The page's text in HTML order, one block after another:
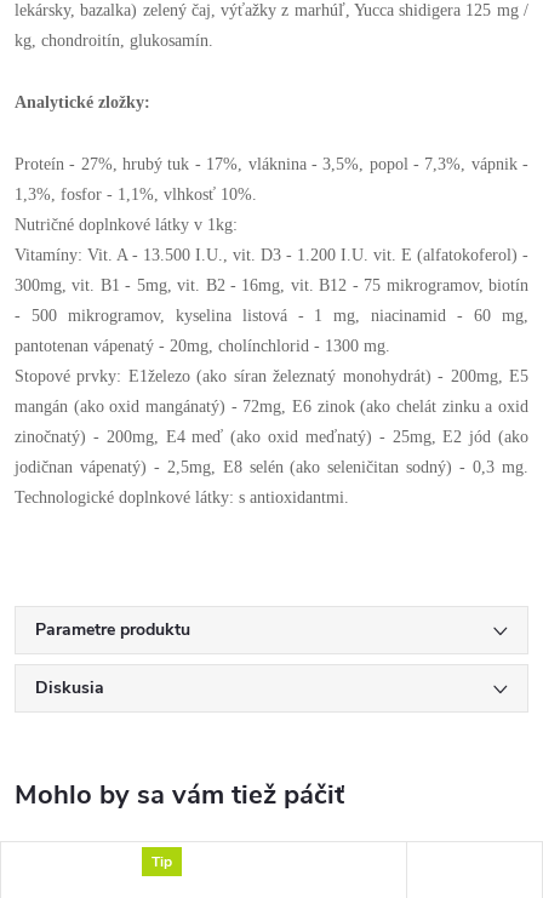
lekársky, bazalka) zelený čaj, výťažky z marhúľ, Yucca shidigera 125 mg /
kg, chondroitín, glukosamín.
Analytické zložky:
Proteín - 27%, hrubý tuk - 17%, vláknina - 3,5%, popol - 7,3%, vápnik -
1,3%, fosfor - 1,1%, vlhkosť 10%.
Nutričné doplnkové látky v 1kg:
Vitamíny: Vit. A - 13.500 I.U., vit. D3 - 1.200 I.U. vit. E (alfatokoferol) -
300mg, vit. B1 - 5mg, vit. B2 - 16mg, vit. B12 - 75 mikrogramov, biotín
- 500 mikrogramov, kyselina listová - 1 mg, niacinamid - 60 mg,
pantotenan vápenatý - 20mg, cholínchlorid - 1300 mg.
Stopové prvky: E1železo (ako síran železnatý monohydrát) - 200mg, E5
mangán (ako oxid mangánatý) - 72mg, E6 zinok (ako chelát zinku a oxid
zinočnatý) - 200mg, E4 meď (ako oxid meďnatý) - 25mg, E2 jód (ako
jodičnan vápenatý) - 2,5mg, E8 selén (ako seleničitan sodný) - 0,3 mg.
Technologické doplnkové látky: s antioxidantmi.
Parametre produktu
Diskusia
Tip